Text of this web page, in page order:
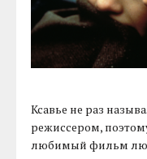
Ксавье не раз
режиссером,
любимый фильм